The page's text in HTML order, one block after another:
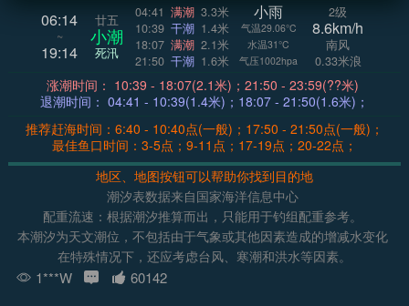
06:14
~
19:14
廿五
小潮
死汛
04:41 满潮 3.3米
10:39 干潮 1.4米
18:07 满潮 2.1米
21:50 干潮 1.6米
小雨
气温29.06°C
水温31°C
气压1002hpa
2级
8.6km/h
南风
0.33米浪
涨潮时间： 10:39 - 18:07(2.1米)；21:50 - 23:59(??米)
退潮时间： 04:41 - 10:39(1.4米)；18:07 - 21:50(1.6米)；
推荐赶海时间：6:40 - 10:40点(一般)；17:50 - 21:50点(一般)；
最佳鱼口时间：3-5点；9-11点；17-19点；20-22点；
地区、地图按钮可以帮助你找到目的地
潮汐表数据来自国家海洋信息中心
配重流速：根据潮汐推算而出，只能用于钓组配重参考。
本潮汐为天文潮位，不包括由于气象或其他因素造成的增减水变化
在特殊情况下，还应考虑台风、寒潮和洪水等因素。
1***W 60142